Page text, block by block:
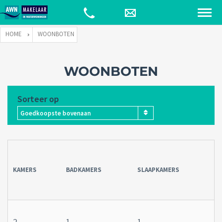
HOME WOONBOTEN
WOONBOTEN
Sorteer op
Goedkoopste bovenaan
KAMERS BADKAMERS SLAAPKAMERS